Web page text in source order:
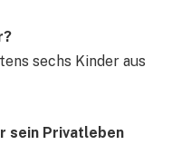
sechs Kinder aus
sein Privatleben